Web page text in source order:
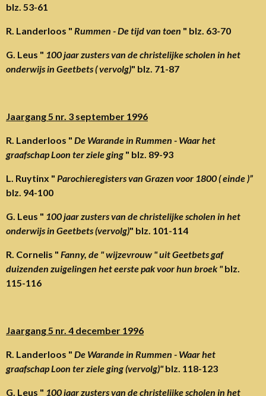
blz. 53-61
R. Landerloos " Rummen - De tijd van toen " blz. 63-70
G. Leus " 100 jaar zusters van de christelijke scholen in het
onderwijs in Geetbets ( vervolg)" blz. 71-87
Jaargang 5 nr. 3 september 1996
R. Landerloos " De Warande in Rummen - Waar het
graafschap Loon ter ziele ging " blz. 89-93
L. Ruytinx " Parochieregisters van Grazen voor 1800 ( einde )”
blz. 94-100
G. Leus " 100 jaar zusters van de christelijke scholen in het
onderwijs in Geetbets (vervolg)" blz. 101-114
R. Cornelis " Fanny, de " wijzevrouw " uit Geetbets gaf
duizenden zuigelingen het eerste pak voor hun broek "blz.
115-116
Jaargang 5 nr. 4 december 1996
R. Landerloos " De Warande in Rummen - Waar het
graafschap Loon ter ziele ging (vervolg)"blz. 118-123
G. Leus " 100 jaar zusters van de christelijke scholen in het